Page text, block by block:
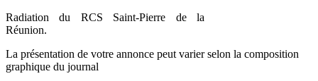
Radiation du RCS Saint-Pierre de la
Réunion.
La présentation de votre annonce peut varier selon la composition
graphique du journal